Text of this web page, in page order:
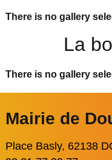
There is no gallery
La
There is no gallery
Mairie de
Place Basly, 62138